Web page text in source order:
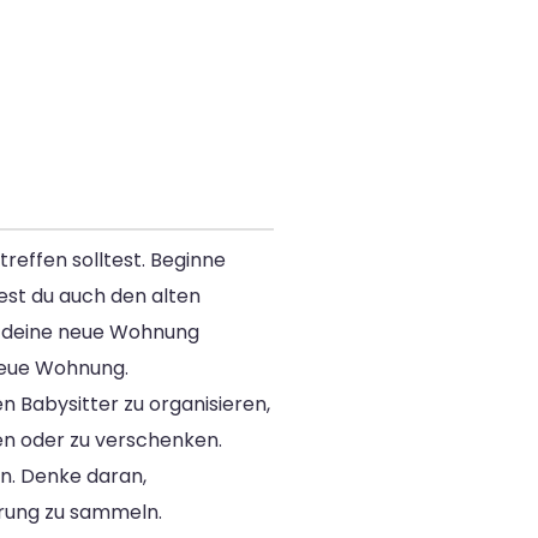
solltest. Beginne
du auch den alten
neue Wohnung
Wohnung.
Babysitter zu organisieren,
oder zu verschenken.
Denke daran,
zu sammeln.